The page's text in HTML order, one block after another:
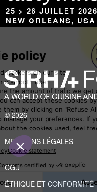
25 > 26 JUILLET 2026
NEW ORLEANS, USA
© 2026
MENTIONS LÉGALES
CGU
ÉTHIQUE ET CONFORMITÉ